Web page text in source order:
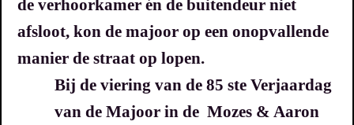
de verhoorkamer én de buitendeur niet
afsloot, kon de majoor op een onopvallende
manier de straat op lopen.
Bij de viering van de 85 ste Verjaardag
van de Majoor in de Mozes & Aaron